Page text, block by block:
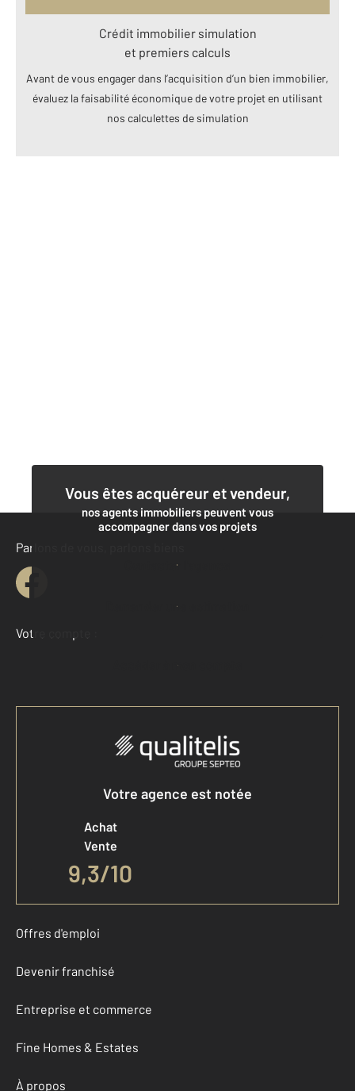
Crédit immobilier simulation
et premiers calculs
Avant de vous engager dans l’acquisition d’un bien immobilier,
évaluez la faisabilité économique de votre projet en utilisant
nos calculettes de simulation
Vous êtes acquéreur et vendeur,
nos agents immobiliers peuvent vous
accompagner dans vos projets
Contacter l'agence
Demander une estimation
Parlons de vous, parlons biens
Votre compte :
Accéder à mon compte
Votre agence est notée
Achat
Vente
9,3/10
Offres d'emploi
Devenir franchisé
Entreprise et commerce
Fine Homes & Estates
À propos